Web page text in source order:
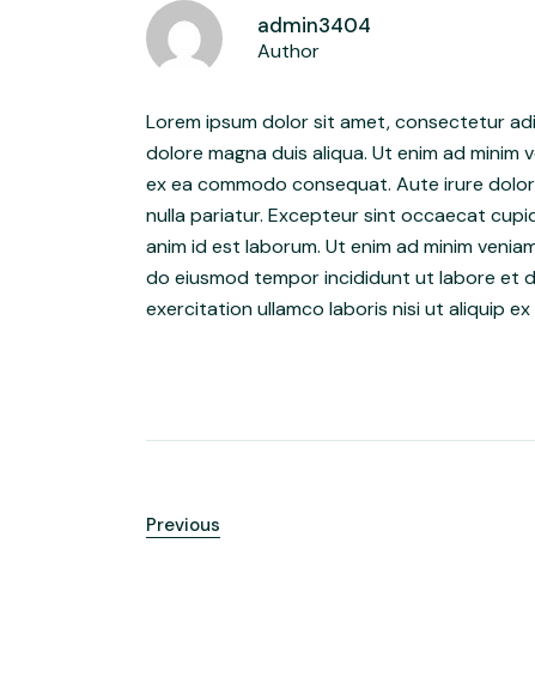
admin3404
Author
Lorem ipsum dolor sit amet, consectetur
dolore magna duis aliqua. Ut enim ad
ex ea commodo consequat. Aute irure
nulla pariatur. Excepteur sint occaecat
anim id est laborum. Ut enim ad minim
do eiusmod tempor incididunt ut labore et
exercitation ullamco laboris nisi ut aliquip
Previous